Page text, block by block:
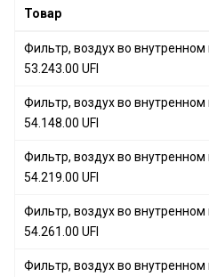
54.219.00 UFI
53.154.00 UFI
54.124.00 UFI
Товар
Фильтр, воздух во внутренном
53.243.00 UFI
Фильтр, воздух во внутренном
54.148.00 UFI
Фильтр, воздух во внутренном
54.219.00 UFI
Фильтр, воздух во внутренном
54.261.00 UFI
Фильтр, воздух во внутренном